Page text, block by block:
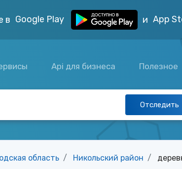
в Google Play и App
Api для бизнеса Полезное
Отследить
область Никольский район